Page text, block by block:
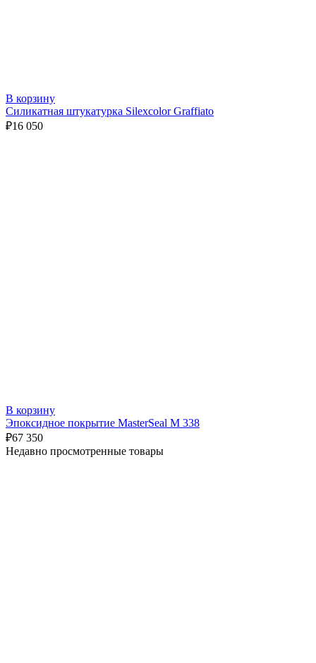
В корзину
Силикатная штукатурка Silexcolor Graffiato
₽16 050
В корзину
Эпоксидное покрытие MasterSeal М 338
₽67 350
Недавно просмотренные товары